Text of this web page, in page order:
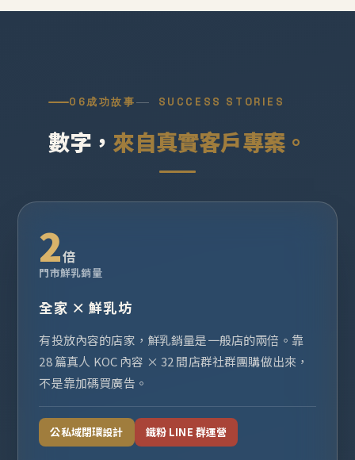
06成功故事 SUCCESS STORIES
數字， 來自真實客戶專案。
2倍
門市鮮乳銷量
全家 × 鮮乳坊
有投放內容的店家，鮮乳銷量是一般店的兩倍。靠
28 篇真人 KOC 內容 × 32 間店群社群團購做出來，
不是靠加碼買廣告。
公私域閉環設計 鐵粉 LINE 群運營